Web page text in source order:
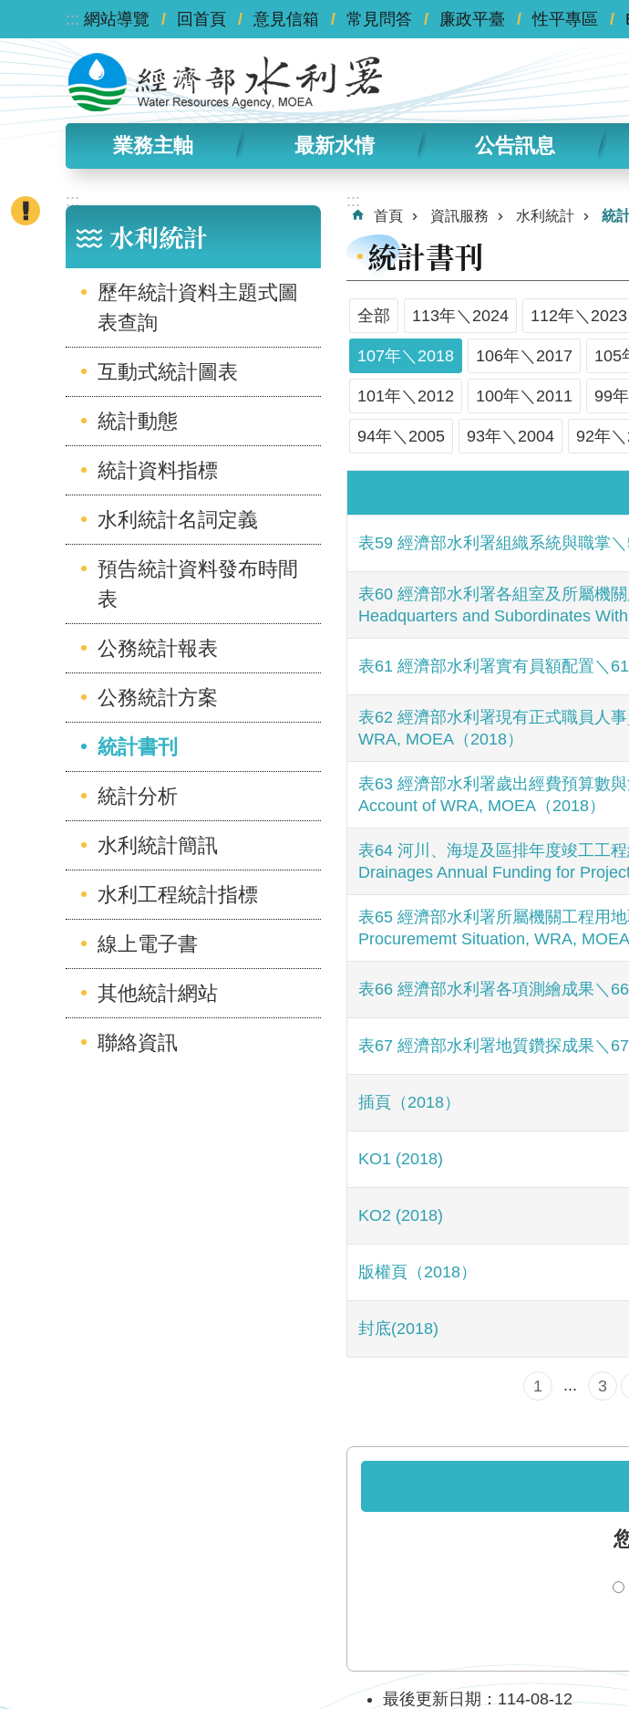
跳到主要內容區塊
::: 網站導覽 回首頁 意見信箱 常見問答 廉政平臺 性平專區
業務主軸 最新水情 公告訊息
:::
水利統計
歷年統計資料主題式圖
表查詢
互動式統計圖表
統計動態
統計資料指標
水利統計名詞定義
預告統計資料發布時間
表
公務統計報表
公務統計方案
統計書刊
統計分析
水利統計簡訊
水利工程統計指標
線上電子書
其他統計網站
聯絡資訊
:::
首頁 資訊服務 水利統計 統
統計書刊
全部 113年＼2024 112年＼2023
107年＼2018 106年＼2017 105
101年＼2012 100年＼2011 99
94年＼2005 93年＼2004 92年
表59 經濟部水利署組織系統與職掌
表60 經濟部水利署各組室及所屬機
Headquarters and Subordinates
表61 經濟部水利署實有員額配置＼
表62 經濟部水利署現有正式職員人
WRA, MOEA（2018）
表63 經濟部水利署歲出經費預算數
Account of WRA, MOEA（2018）
表64 河川、海堤及區排年度竣工工
Drainages Annual Funding for
表65 經濟部水利署所屬機關工程用
Procurememt Situation, WRA,
表66 經濟部水利署各項測繪成果＼
表67 經濟部水利署地質鑽探成果＼
插頁（2018）
KO1 (2018)
KO2 (2018)
版權頁（2018）
封底(2018)
1 ... 3
最後更新日期：114-08-12